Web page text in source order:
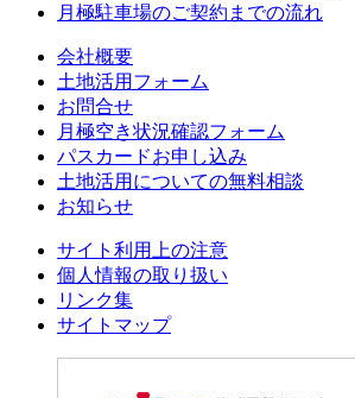
月極駐車場のご契約までの流れ
会社概要
土地活用フォーム
お問合せ
月極空き状況確認フォーム
パスカードお申し込み
土地活用についての無料相談
お知らせ
サイト利用上の注意
個人情報の取り扱い
リンク集
サイトマップ